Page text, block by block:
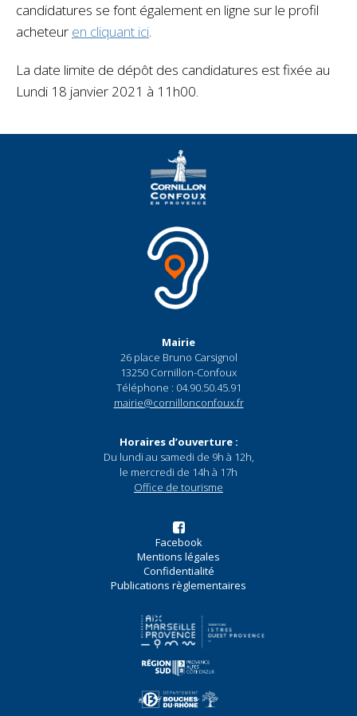
candidatures se font également en ligne sur le profil
acheteur en cliquant ici.
La date limite de dépôt des candidatures est fixée au
Lundi 18 janvier 2021 à 11h00.
Mairie
26 place Bruno Carsignol
13250 Cornillon-Confoux
Téléphone : 04.90.50.45.91
mairie@cornillonconfoux.fr
Horaires d’ouverture :
Du lundi au samedi de 9h à 12h,
le mercredi de 14h à 17h
Office de tourisme
Facebook
Mentions légales
Confidentialité
Publications règlementaires